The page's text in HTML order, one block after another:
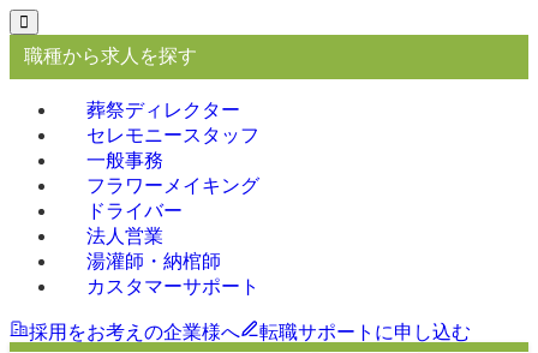
職種から求人を探す
葬祭ディレクター
セレモニースタッフ
一般事務
フラワーメイキング
ドライバー
法人営業
湯灌師・納棺師
カスタマーサポート
採用をお考えの企業様へ
転職サポートに申し込む